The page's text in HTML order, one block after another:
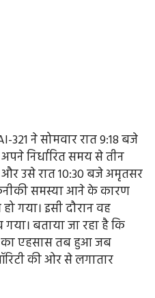
ने सोमवार रात 9:18 बजे
निर्धारित समय से तीन
उसे रात 10:30 बजे अमृतसर
समस्या आने के कारण
गया। इसी दौरान वह
बताया जा रहा है कि
का एहसास तब हुआ जब
की ओर से लगातार